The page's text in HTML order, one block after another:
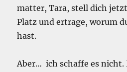
matter, Tara, stell dich
Platz und ertrage, worum
hast.
Aber… ich schaffe es nicht.